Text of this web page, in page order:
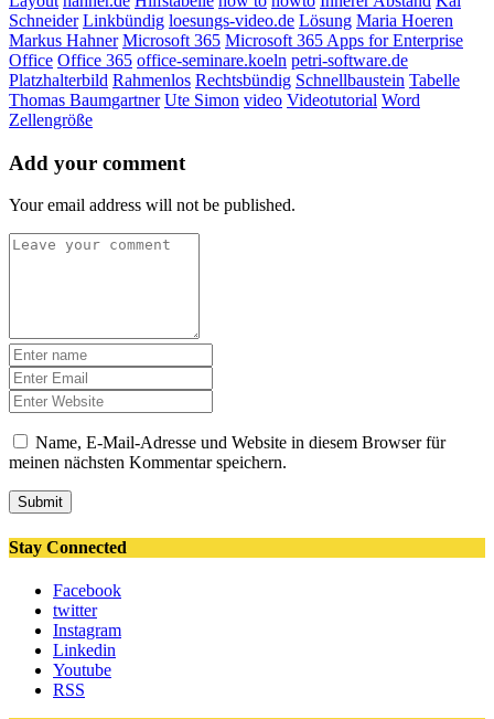
Schneider Linkbündig loesungs-video.de Lösung Maria Hoeren
Markus Hahner Microsoft 365 Microsoft 365 Apps for Enterprise
Office Office 365 office-seminare.koeln petri-software.de
Platzhalterbild Rahmenlos Rechtsbündig Schnellbaustein Tabelle
Thomas Baumgartner Ute Simon video Videotutorial Word
Zellengröße
Add your comment
Your email address will not be published.
Name, E-Mail-Adresse und Website in diesem Browser für
meinen nächsten Kommentar speichern.
Submit
Stay Connected
Facebook
twitter
Instagram
Linkedin
Youtube
RSS